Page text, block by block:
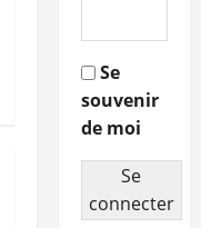
Se
souvenir
de moi
Se
connecter